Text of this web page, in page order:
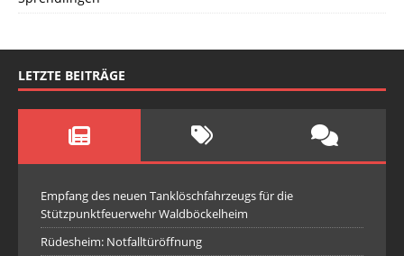
LETZTE BEITRÄGE
Empfang des neuen Tanklöschfahrzeugs für die
Stützpunktfeuerwehr Waldböckelheim
Rüdesheim: Notfalltüröffnung